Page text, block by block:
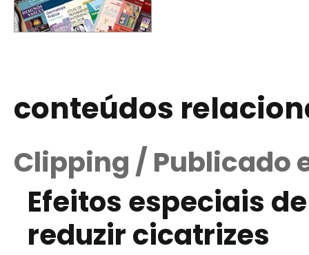
conteúdos
Clipping / Publicado
Efeitos especiais
reduzir cicatrizes